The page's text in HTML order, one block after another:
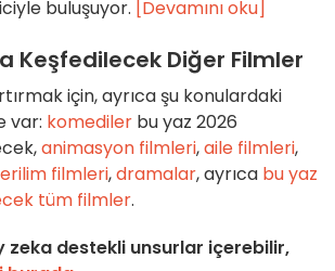
buluşuyor. [Devamını oku]
Keşfedilecek Diğer Filmler
için, ayrıca şu konulardaki
var: komediler bu yaz 2026
animasyon filmleri,aile filmleri,
filmleri,dramalar, ayrıca bu yaz
tüm filmler.
zeka destekli unsurlar içerebilir,